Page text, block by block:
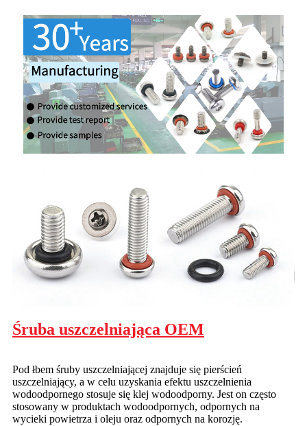
Śruba uszczelniająca OEM
Pod łbem śruby uszczelniającej znajduje się pierścień
uszczelniający, a w celu uzyskania efektu uszczelnienia
wodoodpornego stosuje się klej wodoodporny. Jest on często
stosowany w produktach wodoodpornych, odpornych na
wycieki powietrza i oleju oraz odpornych na korozję.